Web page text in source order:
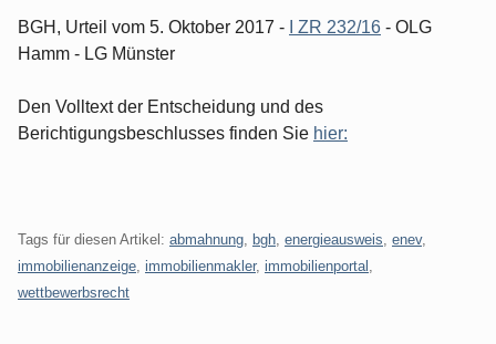
BGH, Urteil vom 5. Oktober 2017 - I ZR 232/16 - OLG
Hamm - LG Münster
Den Volltext der Entscheidung und des
Berichtigungsbeschlusses finden Sie hier:
Tags für diesen Artikel: abmahnung bgh energieausweis enev,
immobilienanzeige immobilienmakler, immobilienportal
wettbewerbsrecht